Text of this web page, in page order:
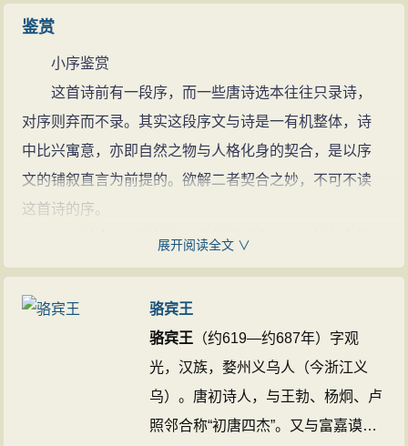
响：指蝉声。沉：沉没，掩盖。
高洁：清高洁白。古人认为蝉栖高饮露，是高洁之物。
作者因以自喻。
予心：我的心。
1、沈熙乾 等．唐诗鉴赏辞典．上海：上海辞书出版社，1983：
13-14
2010：22
鉴赏
小序鉴赏
这首诗前有一段序，而一些唐诗选本往往只录诗，
对序则弃而不录。其实这段序文与诗是一有机整体，诗
中比兴寓意，亦即自然之物与人格化身的契合，是以序
文的铺叙直言为前提的。欲解二者契合之妙，不可不读
这首诗的序。
可以说这是一篇简短而精美的骈文，是一篇很有情
致的抒情小说。诗人在这段序文中叙说了自己作诗的缘
起，叙说了蝉的形态、习性及美德，抒发了自己“失路艰
展开阅读全文 ∨
骆宾王
骆宾王 （约619—约687年）字观
光，汉族，婺州义乌人（今浙江义
乌）。唐初诗人，与王勃、杨炯、卢
照邻合称“初唐四杰”。又与富嘉谟并